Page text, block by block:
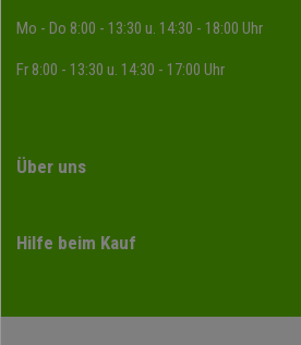
Mo - Do 8:00 - 13:30 u. 14:30 - 18:00 Uhr
Fr 8:00 - 13:30 u. 14:30 - 17:00 Uhr
Über uns
Hilfe beim Kauf